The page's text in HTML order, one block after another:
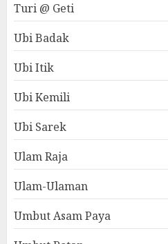
Turi @ Geti
Ubi Badak
Ubi Itik
Ubi Kemili
Ubi Sarek
Ulam Raja
Ulam-Ulaman
Umbut Asam Paya